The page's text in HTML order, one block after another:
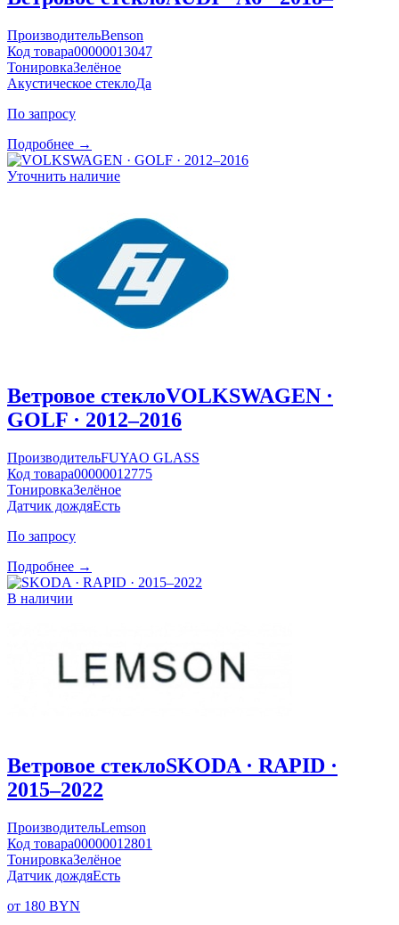
ПроизводительBenson
Код товара00000013047
ТонировкаЗелёное
Акустическое стеклоДа
По запросу
Подробнее →
Уточнить наличие
Ветровое стеклоVOLKSWAGEN ·
GOLF · 2012–2016
ПроизводительFUYAO GLASS
Код товара00000012775
ТонировкаЗелёное
Датчик дождяЕсть
По запросу
Подробнее →
В наличии
Ветровое стеклоSKODA · RAPID ·
2015–2022
ПроизводительLemson
Код товара00000012801
ТонировкаЗелёное
Датчик дождяЕсть
от 180 BYN